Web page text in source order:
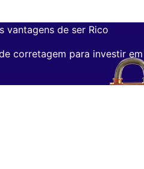
vantagens de ser Rico
corretagem para investir